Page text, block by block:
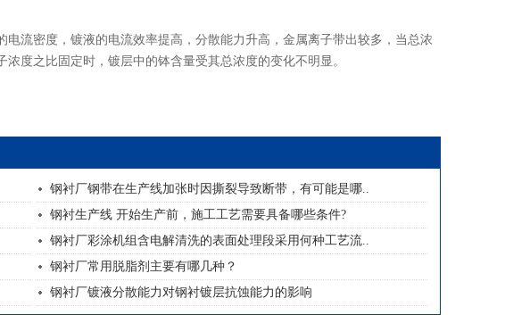
流密度，镀液的电流效率提高，分散能力升高，金属离子带出较多，当总浓
度之比固定时，镀层中的钵含量受其总浓度的变化不明显。
钢衬厂钢带在生产线加张时因撕裂导致断带，有可能是哪..
钢衬生产线 开始生产前，施工工艺需要具备哪些条件?
钢衬厂彩涂机组含电解清洗的表面处理段采用何种工艺流..
钢衬厂常用脱脂剂主要有哪几种？
钢衬厂镀液分散能力对钢衬镀层抗蚀能力的影响